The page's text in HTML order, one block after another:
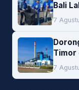
Bali
7
Timor
7